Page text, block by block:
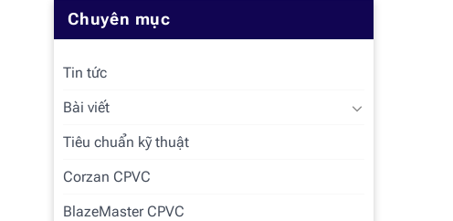
Chuyên mục
Tin tức
Bài viết
Tiêu chuẩn kỹ thuật
Corzan CPVC
BlazeMaster CPVC